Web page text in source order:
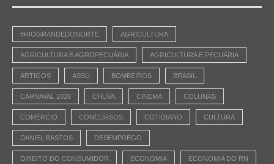
#RIOGRANDEDONORTE AGRICULTURA
AGRICULTURA E AGROPECUÁRIA AGRICULTURA E PECUÁRIA
ARTIGOS ASSÚ BOMBEIROS BRASIL
CARNAVAL 2026 CHUVA CINEMA COLUNAS
COMÉRCIO CONCURSOS COTIDIANO CULTURA
DANIEL BASTOS DESEMPREGO
DIREITO DO CONSUMIDOR ECONOMIA ECONOMIA DO RN